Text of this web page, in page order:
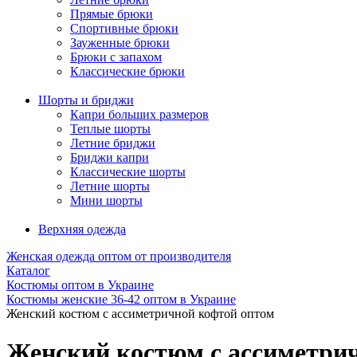
Прямые брюки
Спортивные брюки
Зауженные брюки
Брюки с запахом
Классические брюки
Шорты и бриджи
Капри больших размеров
Теплые шорты
Летние бриджи
Бриджи капри
Классические шорты
Летние шорты
Мини шорты
Верхняя одежда
Женская одежда оптом от производителя
Каталог
Костюмы оптом в Украине
Костюмы женские 36-42 оптом в Украине
Женский костюм с ассиметричной кофтой оптом